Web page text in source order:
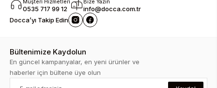
0535 717 99 12
info@docca.com.tr
Docca’yı Takip Edin
Bültenimize Kaydolun
En güncel kampanyalar, en yeni ürünler ve
haberler için bültene üye olun